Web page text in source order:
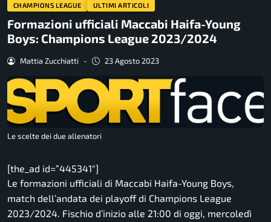
CHAMPIONS LEAGUE ULTIMI ARTICOLI
Formazioni ufficiali Maccabi Haifa-Young
Boys: Champions League 2023/2024
Mattia Zucchiatti - 23 Agosto 2023
Le scelte dei due allenatori
[the_ad id=”445341″]
Le formazioni ufficiali di Maccabi Haifa-Young Boys,
match dell’andata dei playoff di Champions League
2023/2024. Fischio d’inizio alle 21:00 di oggi, mercoledì